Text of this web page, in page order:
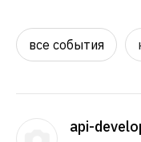
все события
api-